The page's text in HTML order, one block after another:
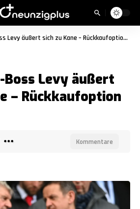
äußert sich zu Kane – Rückkaufoption vorhanden
Levy äußert
– Rückkaufoption
Kommentare